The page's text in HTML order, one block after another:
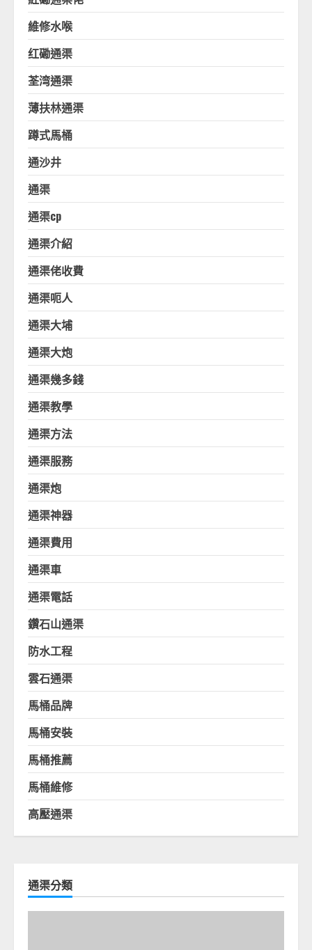
維修水喉
红磡通渠
荃湾通渠
薄扶林通渠
蹲式馬桶
通沙井
通渠
通渠cp
通渠介紹
通渠佬收費
通渠呃人
通渠大埔
通渠大炮
通渠幾多錢
通渠教學
通渠方法
通渠服務
通渠炮
通渠神器
通渠費用
通渠車
通渠電話
鑽石山通渠
防水工程
雲石通渠
馬桶品牌
馬桶安裝
馬桶推薦
馬桶維修
高壓通渠
通渠分類